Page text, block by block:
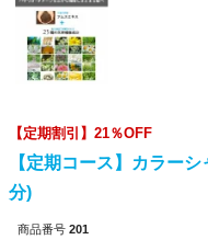
【定期割引】21％OFF
【定期コース】カラー
分)
商品番号 201